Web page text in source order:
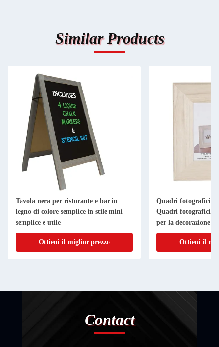
Similar Products
Tavola nera per ristorante e bar in
legno di colore semplice in stile mini
semplice e utile
Ottieni il miglior prezzo
Quadri fotografici
Quadri fotografici
per la decorazione
Ottieni il
Contact